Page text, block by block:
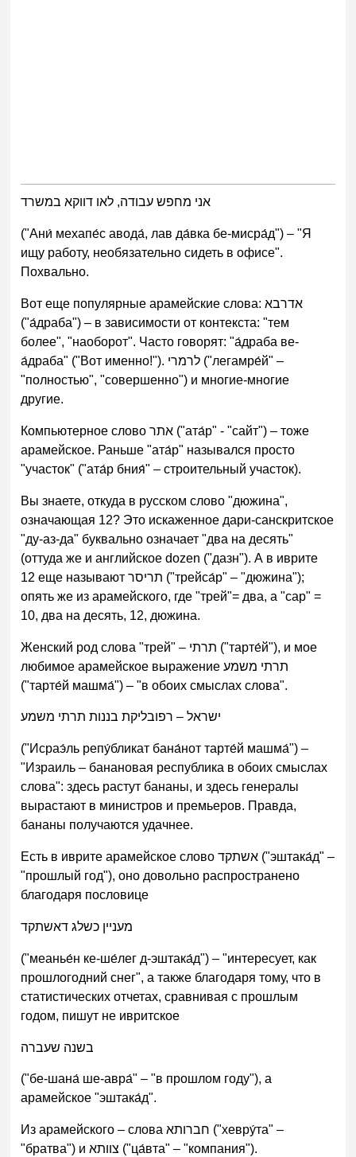
אני מחפש עבודה, לאו דווקא במשרד
("Ани́ мехапе́с авода́, лав да́вка бе-мисра́д") – "Я
ищу работу, необязательно сидеть в офисе".
Похвально.
Вот еще популярные арамейские слова: אדרבא
("а́драба") – в зависимости от контекста: "тем
более", "наоборот". Часто говорят: "а́драба ве-
а́драба" ("Вот именно!"). לרמרי ("легамре́й" –
"полностью", "совершенно") и многие-многие
другие.
Компьютерное слово אתר ("ата́р" - "сайт") – тоже
арамейское. Раньше "ата́р" назывался просто
"участок" ("ата́р бния́" – строительный участок).
Вы знаете, откуда в русском слово "дюжина",
означающая 12? Это искаженное дари-санскритское
"ду-аз-да" буквально означает "два на десять"
(оттуда же и английское dozen ("дазн"). А в иврите
12 еще называют תריסר ("трейса́р" – "дюжина");
опять же из арамейского, где "трей"= два, а "сар" =
10, два на десять, 12, дюжина.
Женский род слова "трей" – תרתי ("тарте́й"), и мое
любимое арамейское выражение תרתי משמע
("тарте́й машма́") – "в обоих смыслах слова".
ישראל – רפובליקת בננות תרתי משמע
("Исраэ́ль репу́бликат бана́нот тарте́й машма́") –
"Израиль – банановая республика в обоих смыслах
слова": здесь растут бананы, и здесь генералы
вырастают в министров и премьеров. Правда,
бананы получаются удачнее.
Есть в иврите арамейское слово אשתקד ("эштака́д" –
"прошлый год"), оно довольно распространено
благодаря пословице
מעניין כשלג דאשתקד
("меанье́н ке-ше́лег д-эштака́д") – "интересует, как
прошлогодний снег", а также благодаря тому, что в
статистических отчетах, сравнивая с прошлым
годом, пишут не ивритское
בשנה שעברה
("бе-шана́ ше-авра́" – "в прошлом году"), а
арамейское "эштака́д".
Из арамейского – слова חברותא ("хевру́та" –
"братва") и צוותא ("ца́вта" – "компания").